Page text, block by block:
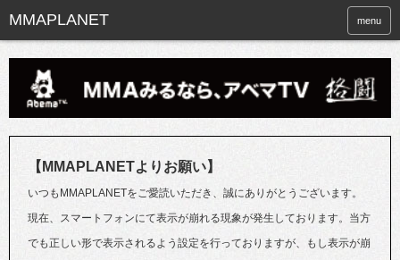
menu
【MMAPLANETよりお願い】
いつもMMAPLANETをご愛読いただき、誠にありがとうございます。
現在、スマートフォンにて表示が崩れる現象が発生しております。当方
でも正しい形で表示されるよう設定を行っておりますが、もし表示が崩